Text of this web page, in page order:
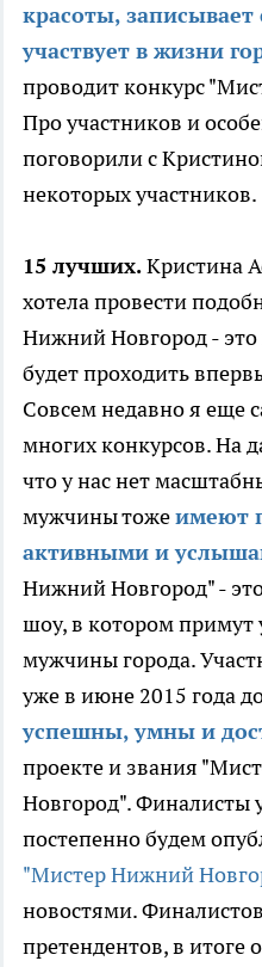
красоты,
участвует в жизни
проводит конкурс
Про участников и
поговорили с
некоторых участников.
15 лучших.Кристина
хотела провести
Нижний Новгород -
будет проходить
Совсем недавно я еще
многих конкурсов. На
что у нас нет
мужчины тожеимеют
активными и
Нижний Новгород" -
шоу, в котором примут
мужчины города.
уже в июне 2015 года
успешны, умны и
проекте и звания
Новгород". Финалисты
постепенно будем
"Мистер Нижний
новостями.
претендентов, в итоге